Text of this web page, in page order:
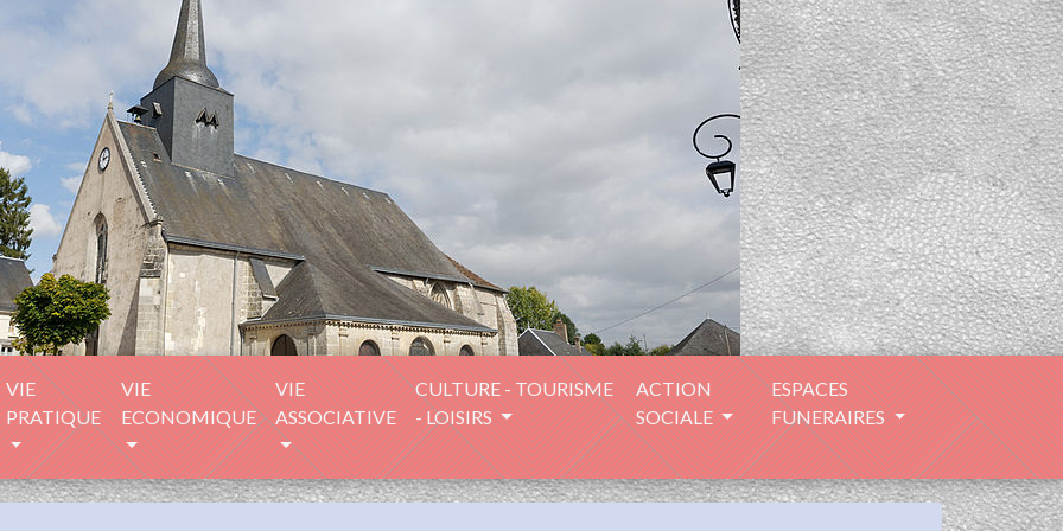
VIE
PRATIQUE
VIE
ECONOMIQUE
VIE
ASSOCIATIVE
CULTURE - TOURISME
- LOISIRS
ACTION
SOCIALE
ESPACES
FUNERAIRES